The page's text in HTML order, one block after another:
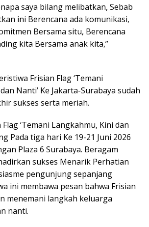
saya bilang melibatkan, Sebab
ini Berencana ada komunikasi,
Bersama situ, Berencana
kita Bersama anak kita,”
Frisian Flag ‘Temani
Nanti’ Ke Jakarta-Surabaya sudah
sukses serta meriah.
‘Temani Langkahmu, Kini dan
Pada tiga hari Ke 19-21 Juni 2026
Plaza 6 Surabaya. Beragam
sukses Menarik Perhatian
pengunjung sepanjang
ini membawa pesan bahwa Frisian
menemani langkah keluarga
nanti.